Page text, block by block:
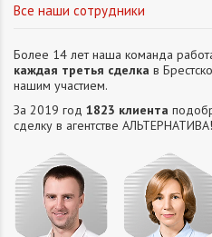
Все наши сотрудники
Более 14 лет наша команда
каждая третья сделка в
нашим участием.
За 2019 год 1823 клиента
сделку в агентстве АЛЬТЕРНАТИВA!